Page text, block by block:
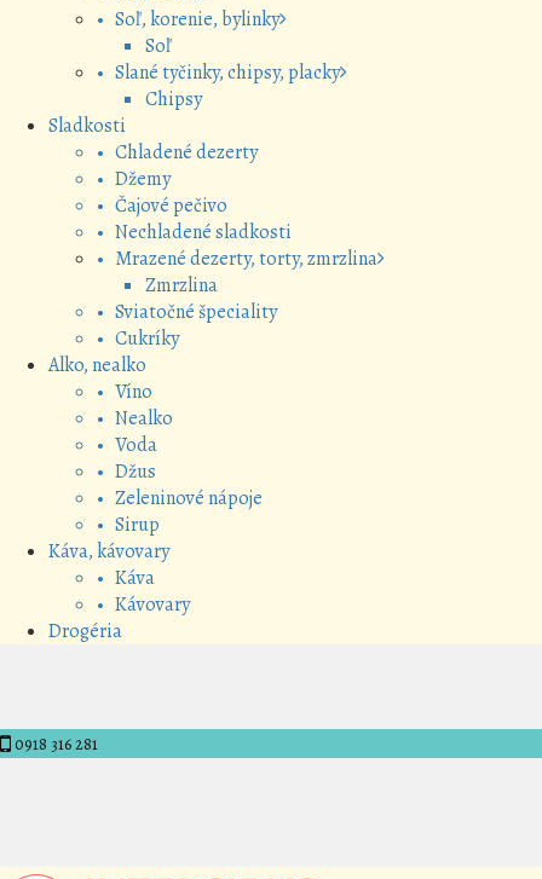
• Soľ, korenie, bylinky
Soľ
• Slané tyčinky, chipsy, placky
Chipsy
Sladkosti
• Chladené dezerty
• Džemy
• Čajové pečivo
• Nechladené sladkosti
• Mrazené dezerty, torty, zmrzlina
Zmrzlina
• Sviatočné špeciality
• Cukríky
Alko, nealko
• Víno
• Nealko
• Voda
• Džus
• Zeleninové nápoje
• Sirup
Káva, kávovary
• Káva
• Kávovary
Drogéria
0918 316 281